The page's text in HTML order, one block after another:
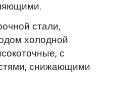
стали,
холодной
с
снижающими